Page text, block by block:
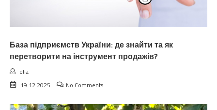
База підприємств України: де знайти та як
перетворити на інструмент продажів?
olia
19.12.2025
No Comments